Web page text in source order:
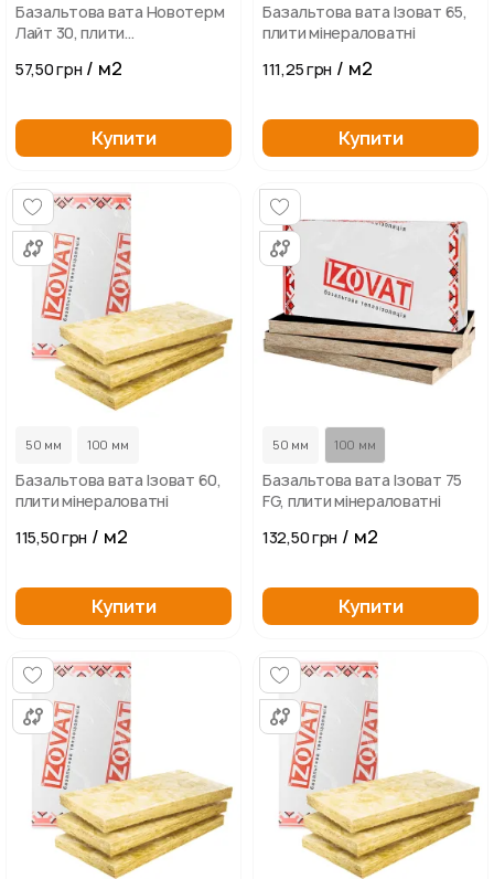
Базальтова вата Новотерм
Лайт 30, плити
57,50 грн / м2
Купити
Базальтова вата Ізоват 65,
плити мінераловатні
111,25 грн / м2
Купити
50 мм 100 мм
Базальтова вата Ізоват 60,
плити мінераловатні
115,50 грн / м2
Купити
50 мм 100 мм
Базальтова вата Ізоват 75
FG, плити мінераловатні
132,50 грн / м2
Купити